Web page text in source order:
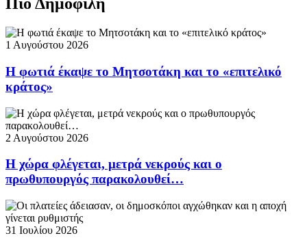
1 Αυγούστου 2026
Η φωτιά έκαψε το Μητσοτάκη και το «επιτελικό
κράτος»
2 Αυγούστου 2026
Η χώρα φλέγεται, μετρά νεκρούς και ο
πρωθυπουργός παρακολουθεί…
31 Ιουλίου 2026